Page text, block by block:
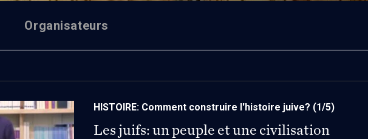
le même Dieu.
et une unification
Comment écrire
cohérence? Et une
Organisateurs
HISTOIRE: Comment construire l'histoire juive? (1/5)
Les juifs: un peuple et une civilisation